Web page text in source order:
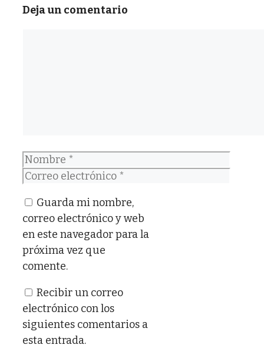
Deja un comentario
Nombre
Correo
Guarda mi nombre,
correo electrónico y web
en este navegador para la
próxima vez que
comente.
Recibir un correo
electrónico con los
siguientes comentarios a
esta entrada.